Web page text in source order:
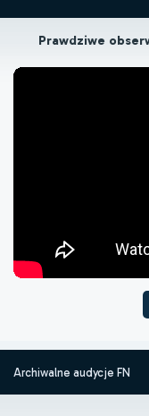
Prawdziwe
Archiwalne audycje FN